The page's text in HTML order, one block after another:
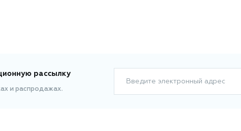
рассылку
и распродажах.
Введите электронный адрес